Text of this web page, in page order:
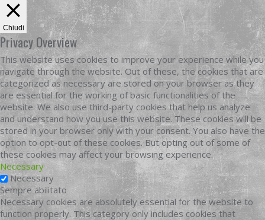
Chiudi
Privacy Overview
This website uses cookies to improve your experience while you
navigate through the website. Out of these, the cookies that are
categorized as necessary are stored on your browser as they
are essential for the working of basic functionalities of the
website. We also use third-party cookies that help us analyze
and understand how you use this website. These cookies will be
stored in your browser only with your consent. You also have the
option to opt-out of these cookies. But opting out of some of
these cookies may affect your browsing experience.
Necessary
Necessary
Sempre abilitato
Necessary cookies are absolutely essential for the website to
function properly. This category only includes cookies that